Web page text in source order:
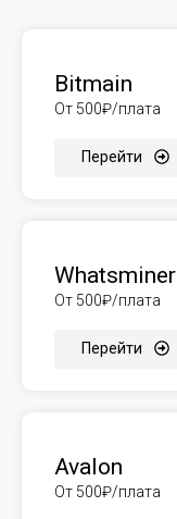
Bitmain
От 500₽/плата
Перейти
Whatsminer
От 500₽/плата
Перейти
Avalon
От 500₽/плата